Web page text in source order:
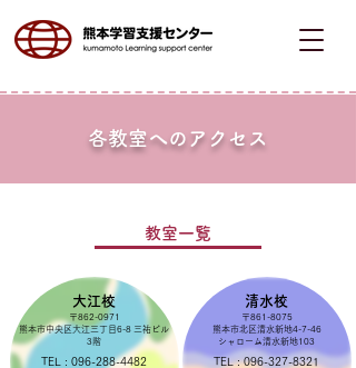
各教室への​アクセス
​教室一覧
大江校
〒862-0971
​熊本市中央区大江三丁目6-8 三祐ビル
3階
TEL : 096-288-4482
清水校
〒861-8075
​熊本市北区清水新地4-7-46
​シャローム清水新地103
TEL :096-327-8321